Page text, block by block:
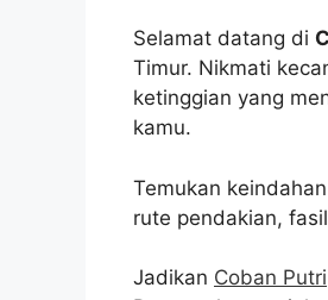
Selamat datang di
Timur. Nikmati
ketinggian yang
kamu.
Temukan
rute pendakian,
Jadikan Coban Putri